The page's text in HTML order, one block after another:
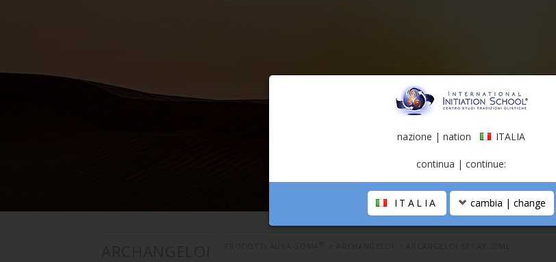
nazione | nation ITALIA
continua | continue:
ITALIA cambia | change